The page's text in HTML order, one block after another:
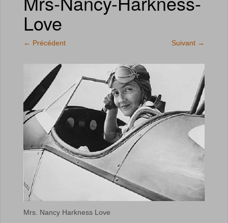
Love
← Précédent Suivant →
Mrs. Nancy Harkness Love